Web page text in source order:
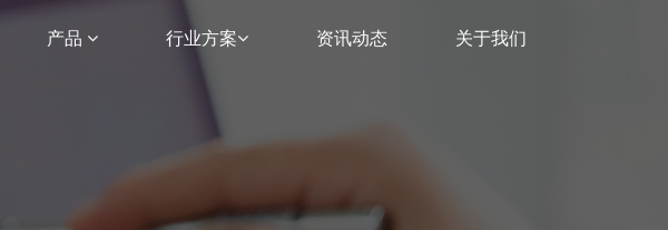
产品 行业方案 资讯动态 关于我们